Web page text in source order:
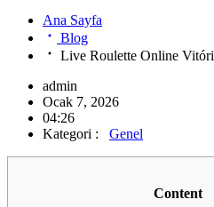
Ana Sayfa
Blog
Live Roulette Online
admin
Ocak 7, 2026
04:26
Kategori :
Genel
Content